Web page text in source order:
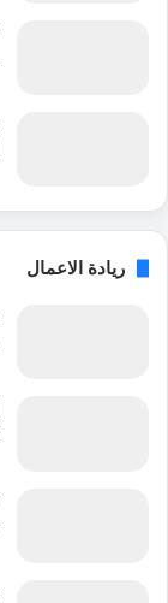
ريادة الاعمال